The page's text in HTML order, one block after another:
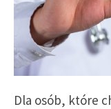
Dla osób, które